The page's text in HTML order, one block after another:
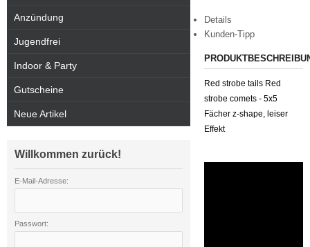
Details
Kunden-Tipp
Red strobe tails Red
strobe comets - 5x5
Fächer z-shape, leiser
Effekt
Anzündung
Jugendfrei
Indoor & Party
Gutscheine
Neue Artikel
Willkommen zurück!
E-Mail-Adresse:
Passwort: